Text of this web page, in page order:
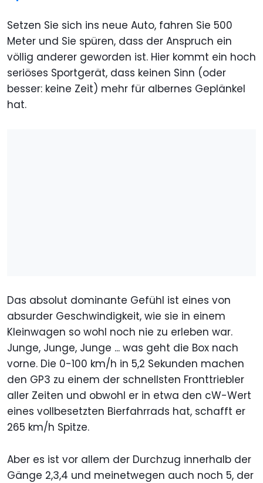
Setzen Sie sich ins neue Auto, fahren Sie 500
Meter und Sie spüren, dass der Anspruch ein
völlig anderer geworden ist. Hier kommt ein hoch
seriöses Sportgerät, dass keinen Sinn (oder
besser: keine Zeit) mehr für albernes Geplänkel
hat.
Das absolut dominante Gefühl ist eines von
absurder Geschwindigkeit, wie sie in einem
Kleinwagen so wohl noch nie zu erleben war.
Junge, Junge, Junge ... was geht die Box nach
vorne. Die 0-100 km/h in 5,2 Sekunden machen
den GP3 zu einem der schnellsten Fronttriebler
aller Zeiten und obwohl er in etwa den cW-Wert
eines vollbesetzten Bierfahrrads hat, schafft er
265 km/h Spitze.
Aber es ist vor allem der Durchzug innerhalb der
Gänge 2,3,4 und meinetwegen auch noch 5, der